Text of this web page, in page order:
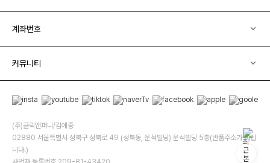
계좌번호
커뮤니티
(주)클릭앤퍼니/김예중
02880 서울특별시 성북구 성북로 49 (성북동, 운석빌딩) 운석빌딩 5층(반품주소가 아닙
니다.)